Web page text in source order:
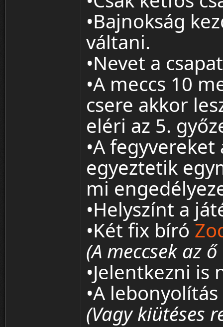
•Bajnokság
váltani.
•Nevet a
•A meccs 10
csere akkor
eléri az 5.
•A
egyeztetik
mi
•Helyszínt a
•Két fix bíró
(A meccsek az
•Jelentkezni
•A
(Vagy kiütéses